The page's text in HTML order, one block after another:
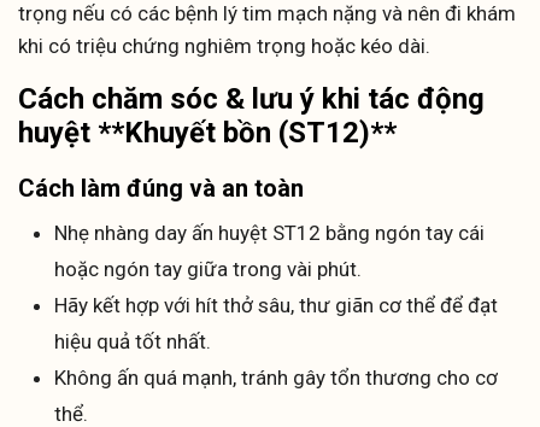
trọng nếu có các bệnh lý tim mạch nặng và nên đi khám
khi có triệu chứng nghiêm trọng hoặc kéo dài.
Cách chăm sóc & lưu ý khi tác động
huyệt **Khuyết bồn (ST12)**
Cách làm đúng và an toàn
Nhẹ nhàng day ấn huyệt ST12 bằng ngón tay cái
hoặc ngón tay giữa trong vài phút.
Hãy kết hợp với hít thở sâu, thư giãn cơ thể để đạt
hiệu quả tốt nhất.
Không ấn quá mạnh, tránh gây tổn thương cho cơ
thể.